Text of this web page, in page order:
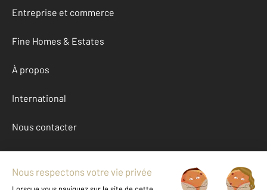
Entreprise et commerce
Fine Homes & Estates
À propos
International
Nous contacter
Mentions légales & CGU et Barèmes d'honoraires